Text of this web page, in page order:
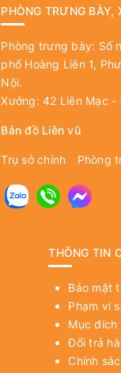
PHÒNG TRƯNG BÀY,
Phòng trưng bày: Số
phố Hoàng Liên 1,
Nội.
Xưởng: 42 Liên Mạc
Bản đồ Liên vũ
Trụ sở chính Phòng
THÔNG TIN
Bảo mật
Phạm vi
Mục đích
Đổi trả
Chính